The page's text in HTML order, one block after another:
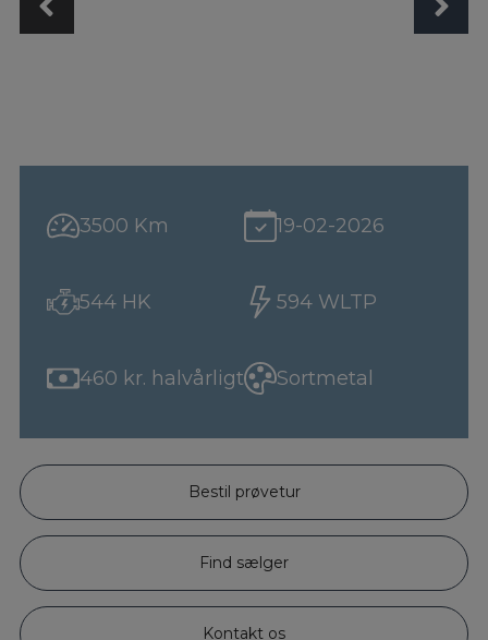
3500 Km 19-02-2026
544 HK 594 WLTP
460 kr. halvårligt Sortmetal
Bestil prøvetur
Find sælger
Kontakt os